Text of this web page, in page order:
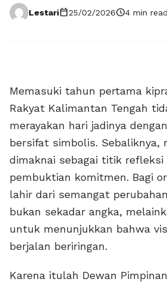
Lestaricalendar_today25/02/2026schedule4 min read
Memasuki tahun pertama
Rakyat Kalimantan Tengah
merayakan hari jadinya
bersifat simbolis. Sebaliknya,
dimaknai sebagai titik refleksi
pembuktian komitmen. Bagi
lahir dari semangat
bukan sekadar angka,
untuk menunjukkan bahwa
berjalan beriringan.
Karena itulah Dewan